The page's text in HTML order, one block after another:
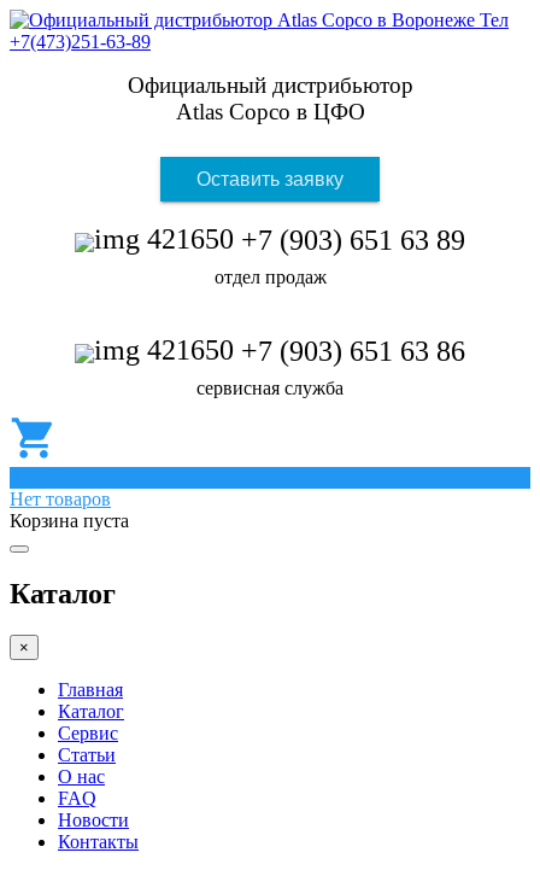
Официальный дистрибьютор
Atlas Copco в ЦФО
Оставить заявку
+7 (903) 651 63 89
отдел продаж
+7 (903) 651 63 86
сервисная служба
Нет товаров
Корзина пуста
Каталог
×
Главная
Каталог
Сервис
Статьи
О нас
FAQ
Новости
Контакты